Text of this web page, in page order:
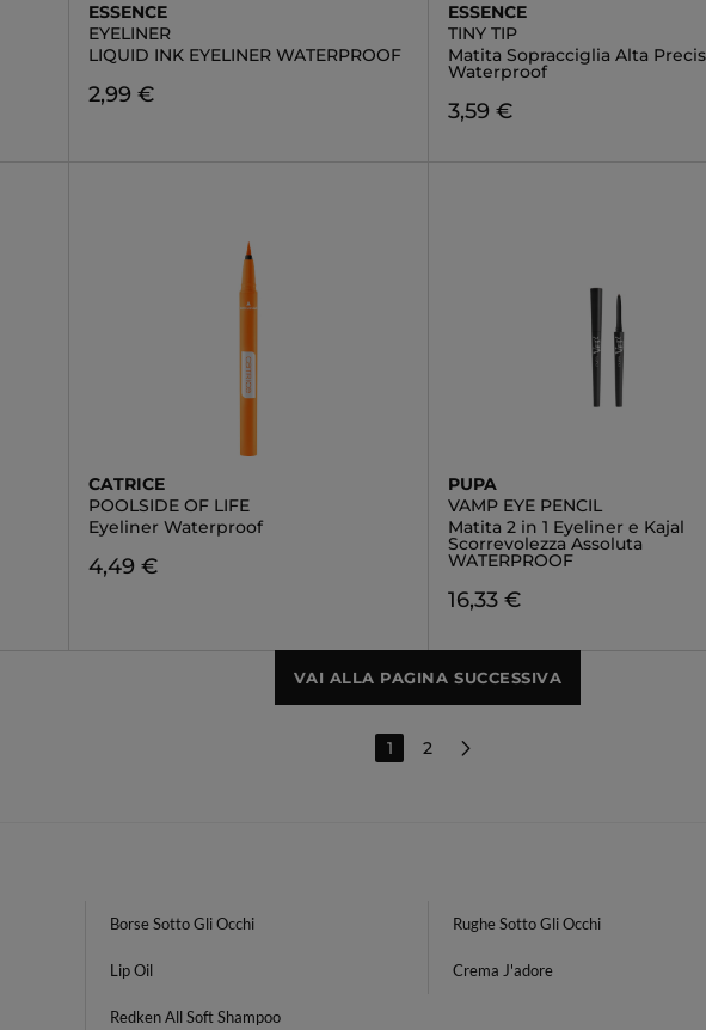
ESSENCE
EYELINER
LIQUID INK EYELINER WATERPROOF
2,99 €
ESSENCE
TINY TIP
Matita Sopracciglia Alta
Waterproof
3,59 €
CATRICE
POOLSIDE OF LIFE
Eyeliner Waterproof
4,49 €
PUPA
VAMP EYE PENCIL
Matita 2 in 1 Eyeliner e Kajal
Scorrevolezza Assoluta
WATERPROOF
16,33 €
VAI ALLA PAGINA SUCCESSIVA
1 2
Borse Sotto Gli Occhi Rughe Sotto Gli Occhi
Lip Oil Crema J'adore
Redken All Soft Shampoo